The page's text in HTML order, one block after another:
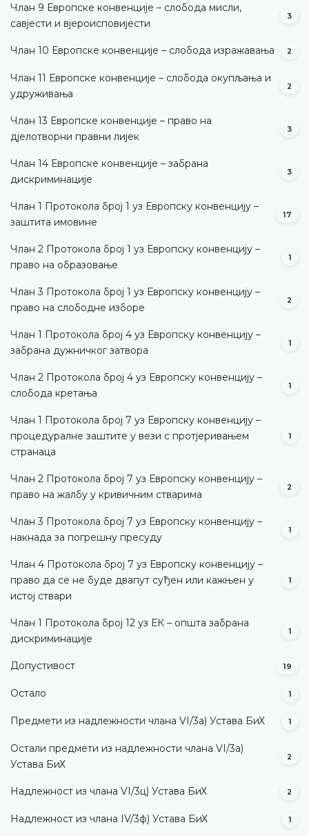
Члан 9 Европске конвенције – слобода мисли,
савјести и вјероисповијести
3
Члан 10 Европске конвенције – слобода изражавања 2
Члан 11 Европске конвенције – слобода окупљања и
удруживања
2
Члан 13 Европске конвенције – право на
дјелотворни правни лијек
3
Члан 14 Европске конвенције – забрана
дискриминације
3
Члан 1 Протокола број 1 уз Европску конвенцију –
заштита имовине
17
Члан 2 Протокола број 1 уз Европску конвенцију –
право на образовање
1
Члан 3 Протокола број 1 уз Европску конвенцију –
право на слободне изборе
2
Члан 1 Протокола број 4 уз Европску конвенцију –
забрана дужничког затвора
1
Члан 2 Протокола број 4 уз Европску конвенцију –
слобода кретања
1
Члан 1 Протокола број 7 уз Европску конвенцију –
процедуралне заштите у вези с протјеривањем
странаца
1
Члан 2 Протокола број 7 уз Европску конвенцију –
право на жалбу у кривичним стварима
2
Члан 3 Протокола број 7 уз Европску конвенцију –
накнада за погрешну пресуду
1
Члан 4 Протокола број 7 уз Европску конвенцију –
право да се не буде двапут суђен или кажњен у
истој ствари
1
Члан 1 Протокола број 12 уз ЕК – општа забрана
дискриминације
1
Допустивост 19
Остало 1
Предмети из надлежности члана VI/3а) Устава БиХ 1
Остали предмети из надлежности члана VI/3а)
Устава БиХ
2
Надлежност из члана VI/3ц) Устава БиХ 2
Надлежност из члана IV/3ф) Устава БиХ 1